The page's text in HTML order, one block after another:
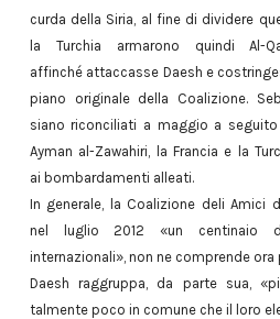
curda della Siria, al fine di dividere
la Turchia armarono quindi Al-
affinché attaccasse Daesh e
piano originale della Coalizione.
siano riconciliati a maggio a
Ayman al-Zawahiri, la Francia e la
ai bombardamenti alleati.
In generale, la Coalizione deli Amici
nel luglio 2012 «un centinaio
internazionali», non ne comprende ora
Daesh raggruppa, da parte sua,
talmente poco in comune che il loro